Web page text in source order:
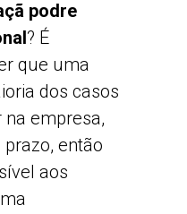
podre
? É
que uma
dos casos
empresa,
então
aos